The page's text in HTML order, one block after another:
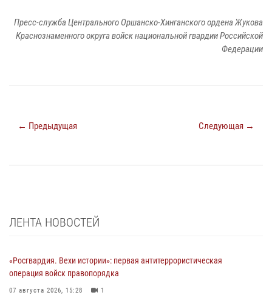
Пресс-служба Центрального Оршанско-Хинганского ордена Жукова
Краснознаменного округа войск национальной гвардии Российской
Федерации
← Предыдущая Следующая →
ЛЕНТА НОВОСТЕЙ
«Росгвардия. Вехи истории»: первая антитеррористическая
операция войск правопорядка
07 августа 2026, 15:28 1